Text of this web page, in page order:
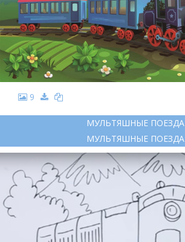
9
МУЛЬТЯШНЫЕ ПОЕЗДА
МУЛЬТЯШНЫЕ ПОЕЗДА